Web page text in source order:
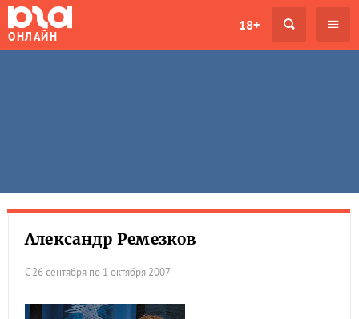
ОНЛАЙН
18+
Александр Ремезков
С 26 сентября по 1 октября 2007